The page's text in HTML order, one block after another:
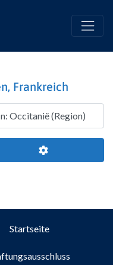
Frankreich
Erweiterte
Startseite